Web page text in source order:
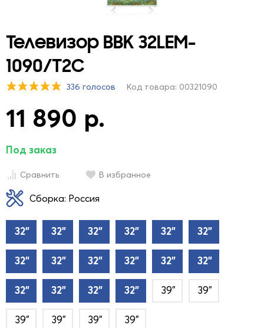
Телевизор BBK 32LEM-
1090/T2C
336 голосов Код товара: 00321090
11 890 р.
Под заказ
Сравнить В избранное
Сборка: Россия
32" 32" 32" 32" 32" 32"
32" 32" 32" 32" 32" 32"
32" 32" 32" 32" 39" 39"
39" 39" 39" 39"